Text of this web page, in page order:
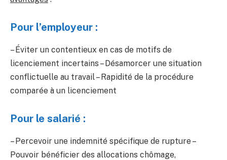
Pour l’employeur :
– Éviter un contentieux en cas de motifs de
licenciement incertains – Désamorcer une situation
conflictuelle au travail – Rapidité de la procédure
comparée à un licenciement
Pour le salarié :
– Percevoir une indemnité spécifique de rupture –
Pouvoir bénéficier des allocations chômage,